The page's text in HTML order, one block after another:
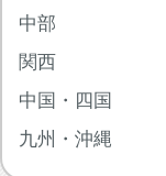
中部
関西
中国・四国
九州・沖縄